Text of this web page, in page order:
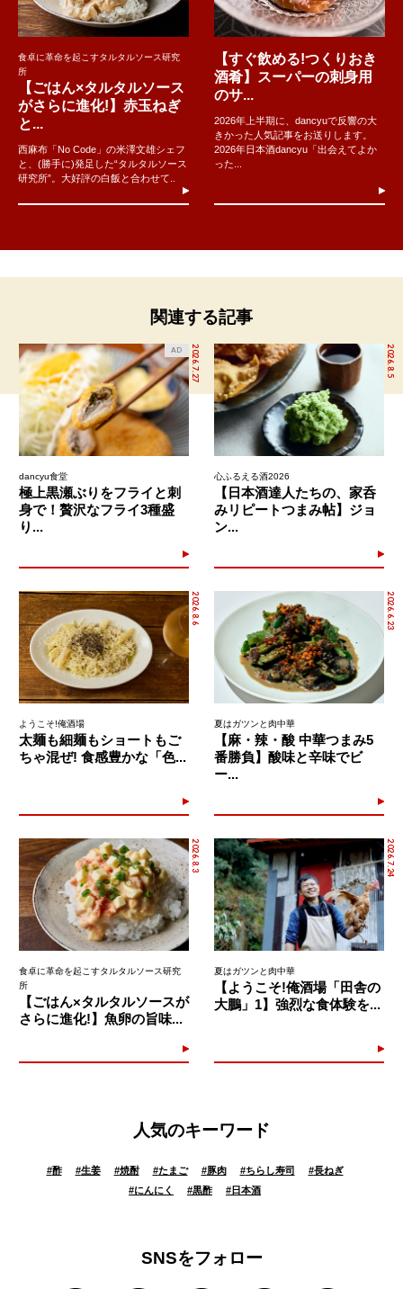
食卓に革命を起こすタルタルソース研究
所
【ごはん×タルタルソース
がさらに進化!】赤玉ねぎ
と...
西麻布「No Code」の米澤文雄シェフ
と、(勝手に)発足した“タルタルソース
研究所”。大好評の白飯と合わせて..
【すぐ飲める!つくりおき
酒肴】スーパーの刺身用
のサ...
2026年上半期に、dancyuで反響の大
きかった人気記事をお送りします。
2026年日本酒dancyu「出会えてよか
った...
関連する記事
2026.7.27
AD
dancyu食堂
極上黒瀬ぶりをフライと刺
身で！贅沢なフライ3種盛
り...
2026.8.5
心ふるえる酒2026
【日本酒達人たちの、家呑
みリピートつまみ帖】ジョ
ン...
2026.8.6
ようこそ!俺酒場
太麺も細麺もショートもご
ちゃ混ぜ! 食感豊かな「色...
2026.6.23
夏はガツンと肉中華
【麻・辣・酸 中華つまみ5
番勝負】酸味と辛味でビ
ー...
2026.8.3
食卓に革命を起こすタルタルソース研究
所
【ごはん×タルタルソースが
さらに進化!】魚卵の旨味...
2026.7.24
夏はガツンと肉中華
【ようこそ!俺酒場「田舎の
大鵬」1】強烈な食体験を...
人気のキーワード
#酢 #生姜 #焼酎 #たまご #豚肉 #ちらし寿司 #長ねぎ
#にんにく #黒酢 #日本酒
SNSをフォロー